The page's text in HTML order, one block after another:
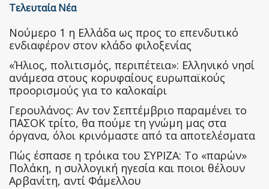
Τελευταία Νέα
Nούμερο 1 η Ελλάδα ως προς το επενδυτικό
ενδιαφέρον στον κλάδο φιλοξενίας
«Ήλιος, πολιτισμός, περιπέτεια»: Ελληνικό νησί
ανάμεσα στους κορυφαίους ευρωπαϊκούς
προορισμούς για το καλοκαίρι
Γερουλάνος: Αν τον Σεπτέμβριο παραμένει το
ΠΑΣΟΚ τρίτο, θα πούμε τη γνώμη μας στα
όργανα, όλοι κρινόμαστε από τα αποτελέσματα
Πώς έσπασε η τρόικα του ΣΥΡΙΖΑ: Το «παρών»
Πολάκη, η συλλογική ηγεσία και ποιοι θέλουν
Αρβανίτη, αντί Φάμελλου